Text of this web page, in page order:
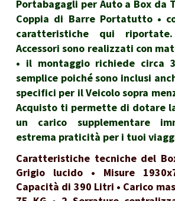
Portabagagli per Auto a Box da
Coppia di Barre Portatutto •
caratteristiche qui
Accessori sono realizzati con
• il montaggio richiede circa
semplice poiché sono inclusi
specifici per il Veicolo sopra
Acquisto ti permette di dotare
un carico supplementare
estrema praticità per i tuoi
Caratteristiche tecniche del
Grigio lucido • Misure
Capacità di 390 Litri • Carico